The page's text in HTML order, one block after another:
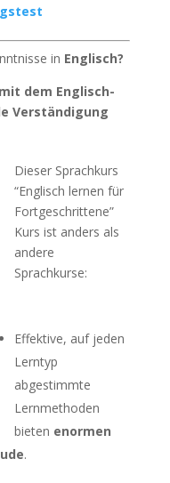
in Englisch?
dem Englisch-
Verständigung
Dieser Sprachkurs
“Englisch lernen für
Fortgeschrittene”
Kurs ist anders als
andere
Sprachkurse:
Effektive, auf jeden
Lerntyp
abgestimmte
Lernmethoden
bieten enormen
.